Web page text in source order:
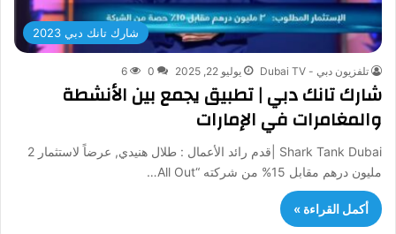
شارك تانك دبي 2023
تلفزيون دبي - Dubai TV يوليو 22, 2025 0
6
شارك تانك دبي | تطبيق يجمع بين الأنشطة
والمغامرات في الإمارات
Shark Tank Dubai |قدم رائد الأعمال : طلال هنيدي, عرضاً لاستثمار 2
مليون درهم مقابل 15% من شركته “All Out…
أكمل القراءة »